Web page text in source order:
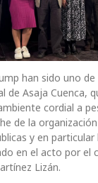
han sido uno
de Asaja Cuenca,
cordial a
de la
y en particular
en el acto por el
Lizán.